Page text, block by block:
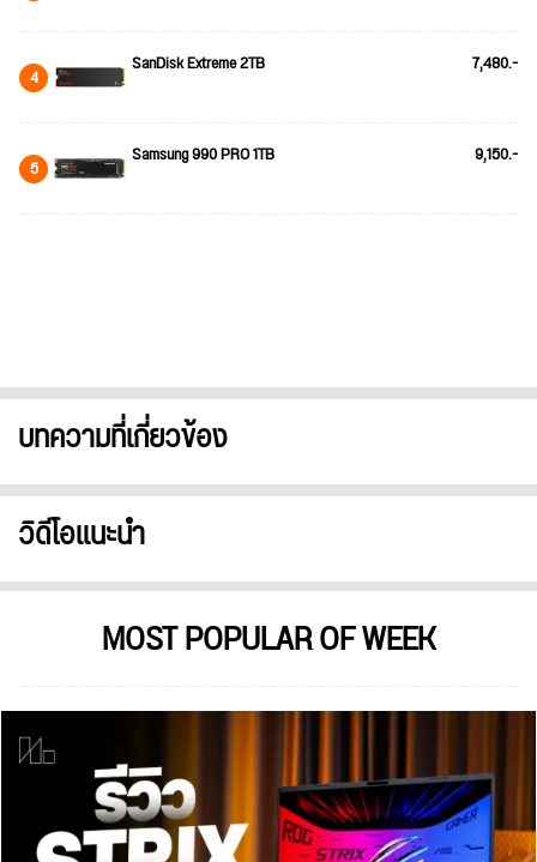
4 SanDisk Extreme 2TB 7,480.-
5 Samsung 990 PRO 1TB 9,150.-
บทความที่เกี่ยวข้อง
วิดีโอแนะนำ
MOST POPULAR OF WEEK